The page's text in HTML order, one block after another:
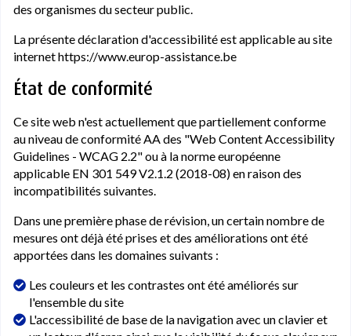
des organismes du secteur public.
La présente déclaration d'accessibilité est applicable au site
internet https://www.europ-assistance.be
État de conformité
Ce site web n'est actuellement que partiellement conforme
au niveau de conformité AA des "Web Content Accessibility
Guidelines - WCAG 2.2" ou à la norme européenne
applicable EN 301 549 V2.1.2 (2018-08) en raison des
incompatibilités suivantes.
Dans une première phase de révision, un certain nombre de
mesures ont déjà été prises et des améliorations ont été
apportées dans les domaines suivants :
Les couleurs et les contrastes ont été améliorés sur
l'ensemble du site
L'accessibilité de base de la navigation avec un clavier et